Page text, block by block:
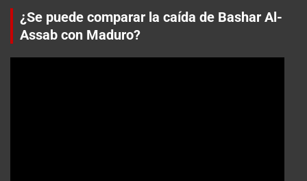
¿Se puede comparar la caída de Bashar Al-
Assab con Maduro?